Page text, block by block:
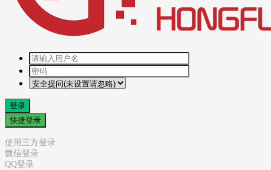
登录
快捷登录
使用三方登录
微信登录
QQ登录